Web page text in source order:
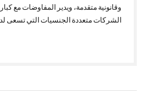
وقانونية متقدمة، ويدير المفاوضات مع
الشركات متعددة الجنسيات التي تسعى